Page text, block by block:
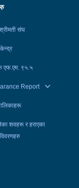
संघ
एफ.एम. ९५.५
Report
शवहरू र हराएका